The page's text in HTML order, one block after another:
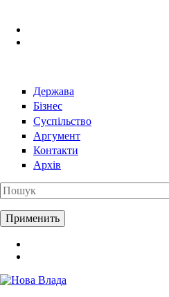
Держава
Бізнес
Суспільство
Аргумент
Контакти
Архів